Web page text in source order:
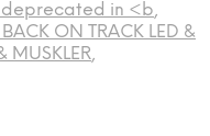
in <b,
ON TRACK LED &
MUSKLER,